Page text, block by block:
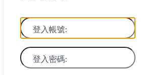
登入帳號:
登入密碼: